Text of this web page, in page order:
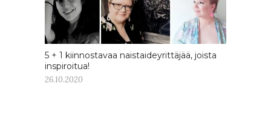
5 + 1 kiinnostavaa naistaideyrittäjää, joista
inspiroitua!
26.10.2020